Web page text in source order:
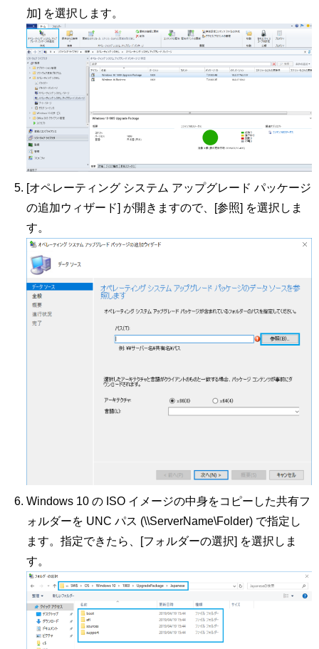
加] を選択します。
[オペレーティング システム アップグレード パッケージ
の追加ウィザード] が開きますので、[参照] を選択しま
す。
Windows 10 の ISO イメージの中身をコピーした共有フ
ォルダーを UNC パス (\\ServerName\Folder) で指定し
ます。指定できたら、[フォルダーの選択] を選択しま
す。